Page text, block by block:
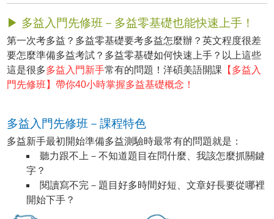
▶ 多益入門先修班－多益零基礎也能快速上手！
第一次考多益？多益零基礎要考多益怎麼辦？英文程度很差
要怎麼準備多益考試？多益零基礎如何快速上手？以上這些
這是很多多益入門新手常有的問題！洋碩美語開課 【多益入
門先修班】帶你40小時掌握多益基礎概念！
多益入門先修班－課程特色
多益新手最初開始準備多益測驗時最常有的問題就是：
聽力跟不上－不知道題目在問什麼、我該怎麼抓關鍵
字？
閱讀寫不完－題目好多時間好短、文章好長要從哪裡
開始下手？